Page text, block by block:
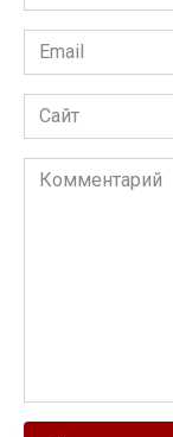
Email
Сайт
Комментарий